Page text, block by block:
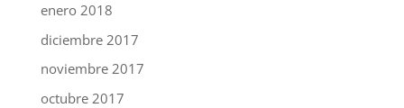
enero 2018
diciembre 2017
noviembre 2017
octubre 2017